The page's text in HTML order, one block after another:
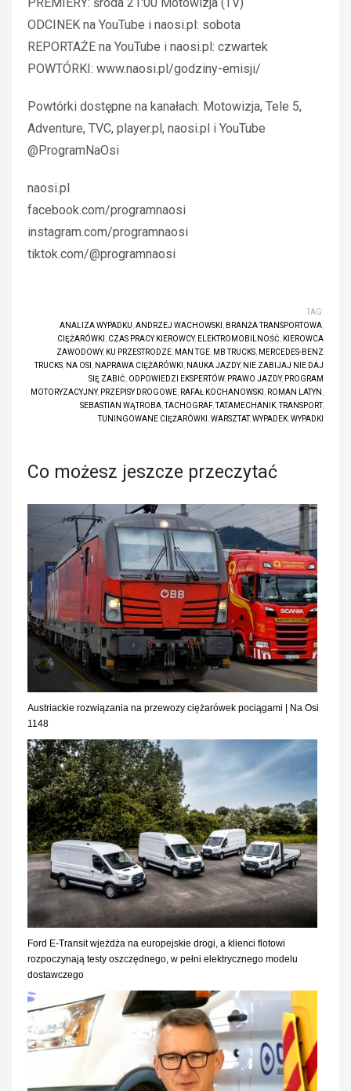
PREMIERY: środa 21:00 Motowizja (TV)
ODCINEK na YouTube i naosi.pl: sobota
REPORTAŻE na YouTube i naosi.pl: czwartek
POWTÓRKI: www.naosi.pl/godziny-emisji/
Powtórki dostępne na kanałach: Motowizja, Tele 5,
Adventure, TVC, player.pl, naosi.pl i YouTube
@ProgramNaOsi
naosi.pl
facebook.com/programnaosi
instagram.com/programnaosi
tiktok.com/@programnaosi
TAG:
ANALIZA WYPADKU,ANDRZEJ WACHOWSKI , BRANŻA TRANSPORTOWA,
CIĘŻARÓWKI , CZAS PRACY KIEROWCY, ELEKTROMOBILNOŚĆ, KIEROWCA
ZAWODOWY, KU PRZESTRODZE, MAN TGE, MB TRUCKS, MERCEDES-BENZ
TRUCKS, NA OSI , NAPRAWA CIĘŻARÓWKI , NAUKA JAZDY, NIE ZABIJAJ NIE DAJ
SIĘ ZABIĆ, ODPOWIEDZI EKSPERTÓW, PRAWO JAZDY, PROGRAM
MOTORYZACYJNY, PRZEPISY DROGOWE, RAFAŁ KOCHANOWSKI , ROMAN LATYN ,
SEBASTIAN WĄTROBA, TACHOGRAF, TATAMECHANIK, TRANSPORT ,
TUNINGOWANE CIĘŻARÓWKI ,WARSZTAT ,WYPADEK,WYPADKI
Co możesz jeszcze przeczytać
Austriackie rozwiązania na przewozy ciężarówek pociągami | Na Osi
1148
Ford E-Transit wjeżdża na europejskie drogi, a klienci flotowi
rozpoczynają testy oszczędnego, w pełni elektrycznego modelu
dostawczego